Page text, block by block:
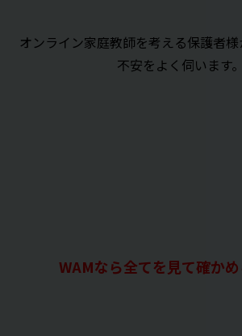
オンライン家庭教師を考える保護者
不安をよく伺います。
WAMなら全てを見て確か